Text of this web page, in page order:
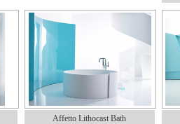
Affetto Lithocast Bath